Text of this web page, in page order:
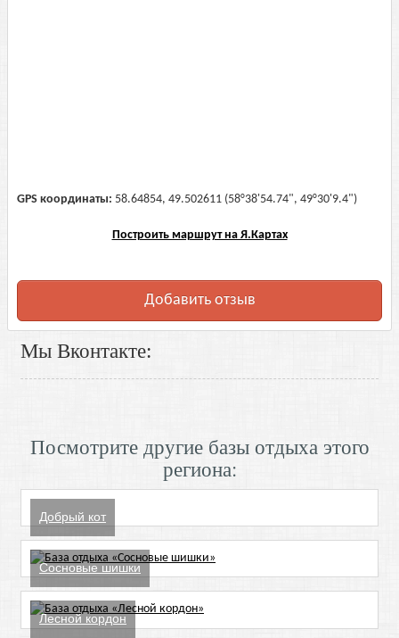
GPS координаты: 58.64854, 49.502611 (58°38'54.74", 49°30'9.4")
Построить маршрут на Я.Картах
Добавить отзыв
Мы Вконтакте:
Посмотрите другие базы отдыха этого
региона:
Добрый кот
Сосновые шишки
Лесной кордон